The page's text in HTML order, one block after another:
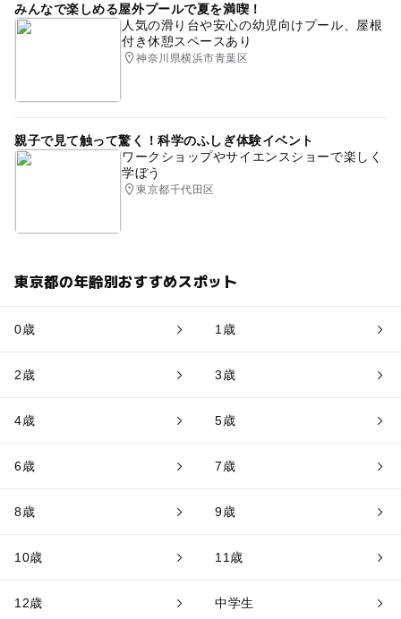
みんなで楽しめる屋外プールで夏を満喫！
人気の滑り台や安心の幼児向けプール、屋根
付き休憩スペースあり
神奈川県横浜市青葉区
親子で見て触って驚く！科学のふしぎ体験イベント
ワークショップやサイエンスショーで楽しく
学ぼう
東京都千代田区
東京都の年齢別おすすめスポット
0歳 1歳
2歳 3歳
4歳 5歳
6歳 7歳
8歳 9歳
10歳 11歳
12歳 中学生